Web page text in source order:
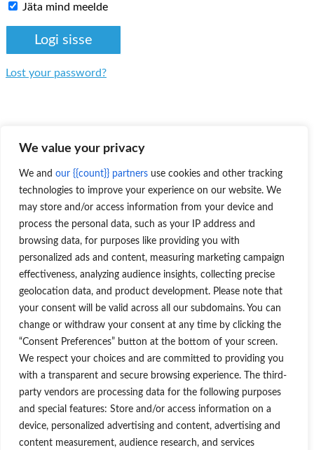
We value your privacy
We and our {{count}} partners use cookies and other tracking
technologies to improve your experience on our website. We
may store and/or access information from your device and
process the personal data, such as your IP address and
browsing data, for purposes like providing you with
personalized ads and content, measuring marketing campaign
effectiveness, analyzing audience insights, collecting precise
geolocation data, and product development. Please note that
your consent will be valid across all our subdomains. You can
change or withdraw your consent at any time by clicking the
“Consent Preferences” button at the bottom of your screen.
We respect your choices and are committed to providing you
with a transparent and secure browsing experience. The third-
party vendors are processing data for the following purposes
and special features: Store and/or access information on a
device, personalized advertising and content, advertising and
content measurement, audience research, and services
Jäta mind meelde
Lost your password?